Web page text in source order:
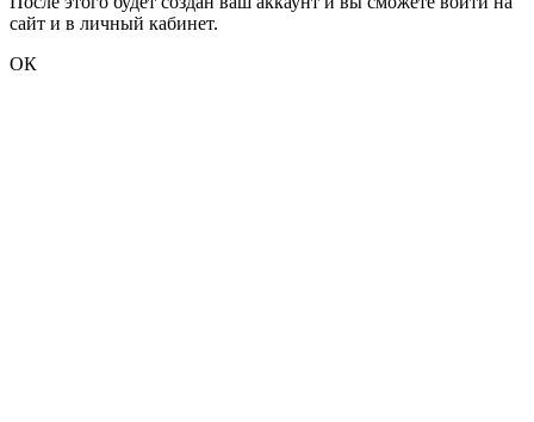
сайт и в личный кабинет.
ОК